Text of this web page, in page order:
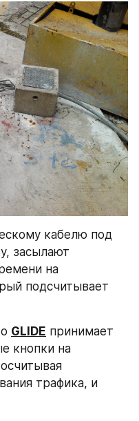
кабелю под
засылают
на
подсчитывает
GLIDE принимает
кнопки на
трафика, и